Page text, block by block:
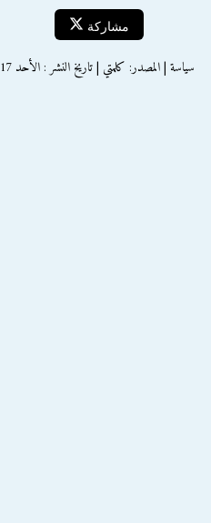
مشاركة
سياسة | المصدر: كلمتي | تاريخ النشر : الأحد 17 مايو 2015